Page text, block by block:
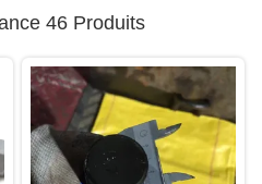
46 Produits